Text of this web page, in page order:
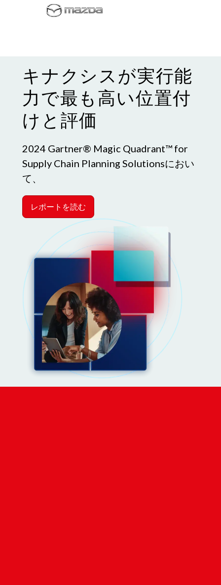
キナクシスが実行能
力で最も高い位置付
けと評価
2024 Gartner® Magic Quadrant™ for
Supply Chain Planning Solutionsにおい
て、
レポートを読む